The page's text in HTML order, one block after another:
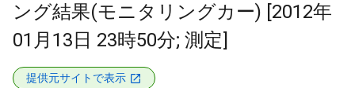
ング結果(モニタリングカー) [2012年
01月13日 23時50分; 測定]
提供元サイトで表示